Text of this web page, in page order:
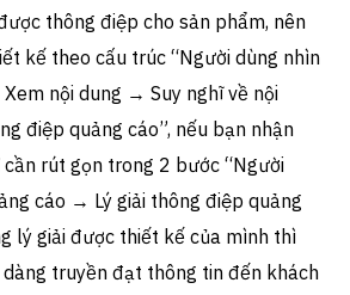
thông điệp cho sản phẩm, nên
kế theo cấu trúc “Người dùng nhìn
nội dung → Suy nghĩ về nội
điệp quảng cáo”, nếu bạn nhận
rút gọn trong 2 bước “Người
cáo → Lý giải thông điệp quảng
lý giải được thiết kế của mình thì
dàng truyền đạt thông tin đến khách